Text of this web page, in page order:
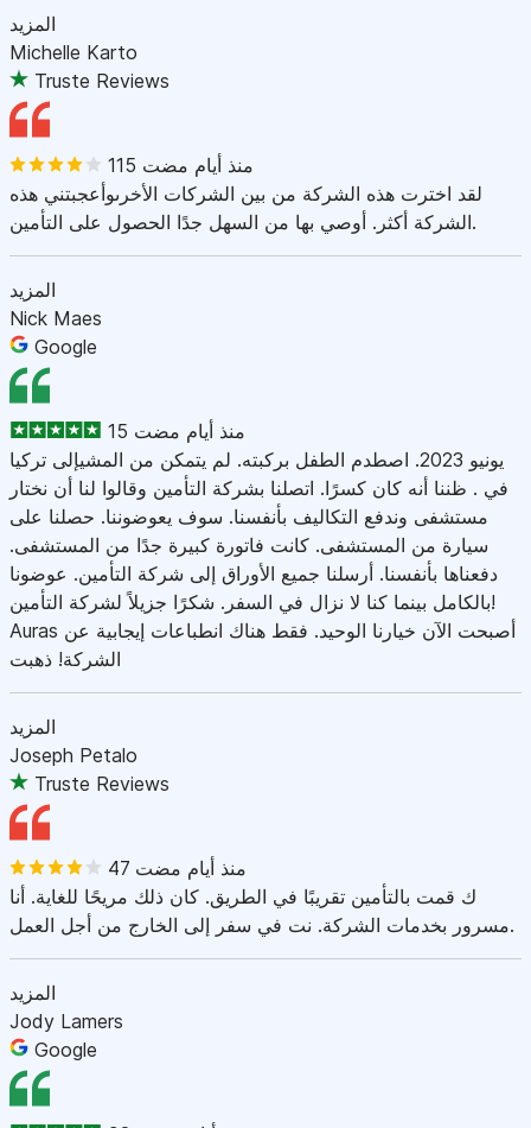
المزيد
Michelle Karto
Truste Reviews
115 منذ أيام مضت
لقد اخترت هذه الشركة من بين الشركات الأخرىوأعجبتني هذه
الشركة أكثر. أوصي بها من السهل جدًا الحصول على التأمين.
المزيد
Nick Maes
Google
15 منذ أيام مضت
يونيو 2023. اصطدم الطفل بركبته. لم يتمكن من المشيإلى تركيا
في . ظننا أنه كان كسرًا. اتصلنا بشركة التأمين وقالوا لنا أن نختار
مستشفى وندفع التكاليف بأنفسنا. سوف يعوضوننا. حصلنا على
سيارة من المستشفى. كانت فاتورة كبيرة جدًا من المستشفى.
دفعناها بأنفسنا. أرسلنا جميع الأوراق إلى شركة التأمين. عوضونا
بالكامل بينما كنا لا نزال في السفر. شكرًا جزيلاً لشركة التأمين!
Auras أصبحت الآن خيارنا الوحيد. فقط هناك انطباعات إيجابية عن
الشركة! ذهبت
المزيد
Joseph Petalo
Truste Reviews
47 منذ أيام مضت
ك قمت بالتأمين تقريبًا في الطريق. كان ذلك مريحًا للغاية. أنا
مسرور بخدمات الشركة. نت في سفر إلى الخارج من أجل العمل.
المزيد
Jody Lamers
Google